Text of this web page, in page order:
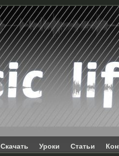
Скачать Уроки Статьи